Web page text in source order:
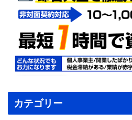
カテゴリー